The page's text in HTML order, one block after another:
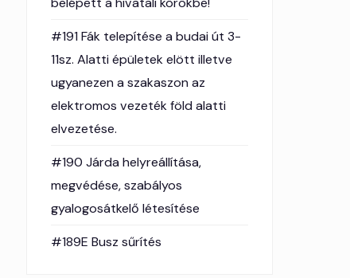
#191 Fák telepítése a budai út 3-
11sz. Alatti épületek elött illetve
ugyanezen a szakaszon az
elektromos vezeték föld alatti
elvezetése.
#190 Járda helyreállítása,
megvédése, szabályos
gyalogosátkelő létesítése
#189E Busz sűrítés